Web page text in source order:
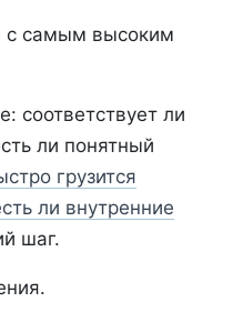
с самым высоким
соответствует ли
ли понятный
грузится
ли внутренние
шаг.